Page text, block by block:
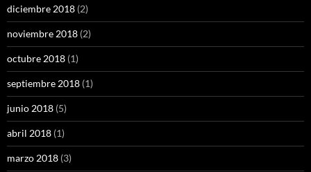
diciembre 2018 (2)
noviembre 2018 (2)
octubre 2018 (1)
septiembre 2018 (1)
junio 2018 (5)
abril 2018 (1)
marzo 2018 (3)